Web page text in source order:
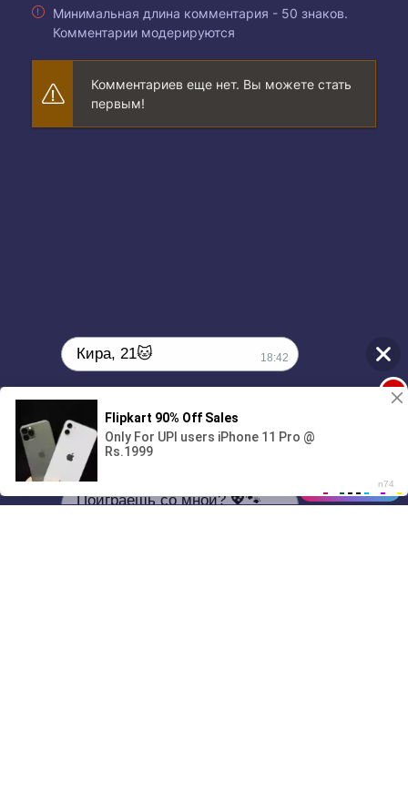
Минимальная длина комментария - 50 знаков.
Комментарии модерируются
Комментариев еще нет. Вы можете стать
первым!
01/07
00:00
Кира, 21🐱 18:42
Поиграешь со мной? 💖🐾
1